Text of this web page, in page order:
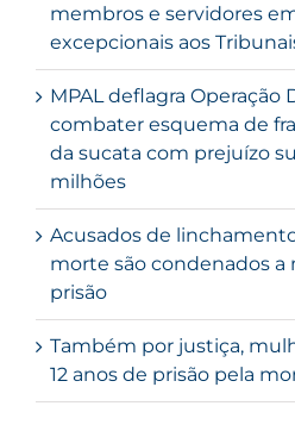
membros e servidores
excepcionais aos
MPAL deflagra Operação
combater esquema de
da sucata com prejuízo
milhões
Acusados de
morte são condenados a
prisão
Também por justiça,
12 anos de prisão pela